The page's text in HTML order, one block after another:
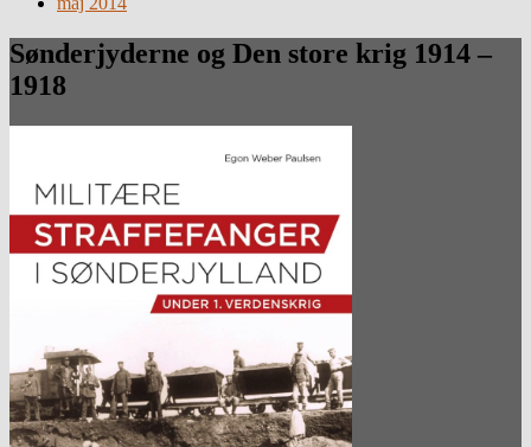
Sønderjyderne og Den store krig 1914 –
1918